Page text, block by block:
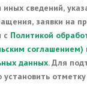
сведений,
заявки на
с Политикой
соглашением)
данных. Для
установить